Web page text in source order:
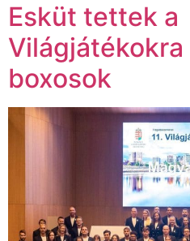
Esküt tettek a
boxosok